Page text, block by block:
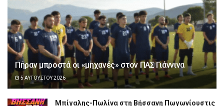
Πήραν μπροστά οι «μηχανές» στον ΠΑΣ Γιάννινα
5 ΑΥΓΟΎΣΤΟΥ 2026
Μπίγαλης-Πωλίνα στη Βήσσανη Πωγωνίουστις